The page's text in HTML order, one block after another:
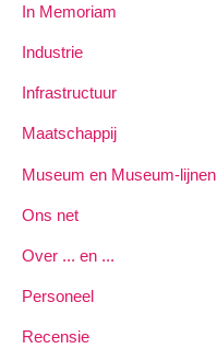
In Memoriam
Industrie
Infrastructuur
Maatschappij
Museum en Museum-lijnen
Ons net
Over ... en ...
Personeel
Recensie